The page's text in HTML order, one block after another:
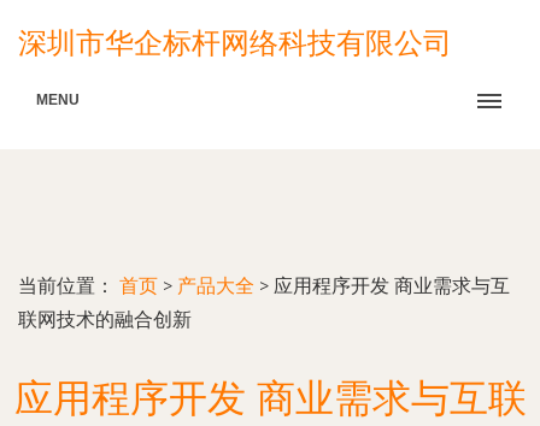
深圳市华企标杆网络科技有限公司
MENU
当前位置： 首页 > 产品大全 > 应用程序开发 商业需求与互
联网技术的融合创新
应用程序开发 商业需求与互联